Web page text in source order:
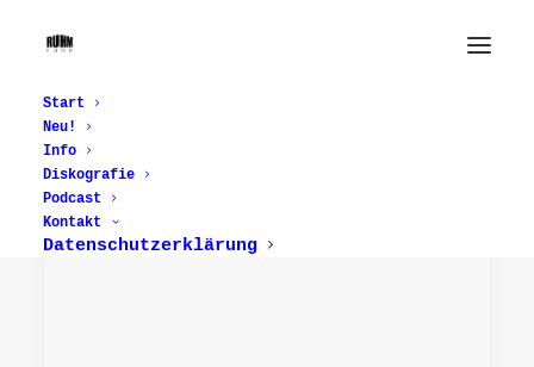
Start
Neu!
Info
Diskografie
Podcast
Kontakt
Datenschutzerklärung